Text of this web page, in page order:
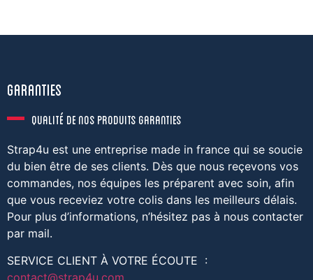
Garanties
Qualité de nos produits garanties
Strap4u est une entreprise made in france qui se soucie
du bien être de ses clients. Dès que nous reçevons vos
commandes, nos équipes les préparent avec soin, afin
que vous receviez votre colis dans les meilleurs délais.
Pour plus d’informations, n’hésitez pas à nous contacter
par mail.
SERVICE CLIENT À VOTRE ÉCOUTE :
contact@strap4u.com